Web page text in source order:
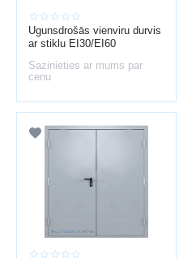
UZSTĀDĪŠANAS VIETAS
kāpņu telpas un ieejas zonas
katlu un tehniskās telpas
pagrabi un bēniņi
autostāvvietas un garāžas
PRIEKŠROCĪBAS
Ugunsdrošās vienviru durvis
ar stiklu EI30/EI60
Sazinieties ar mums par
cenu